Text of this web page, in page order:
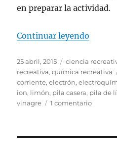
en preparar la actividad.
Continuar leyendo
Publicado
el
25 abril, 2015 Categorías
ciencia
recreativa,química recreativa
corriente,electrón,
ion, limón, pila casera, pila de
vinagre
1 comentarioen